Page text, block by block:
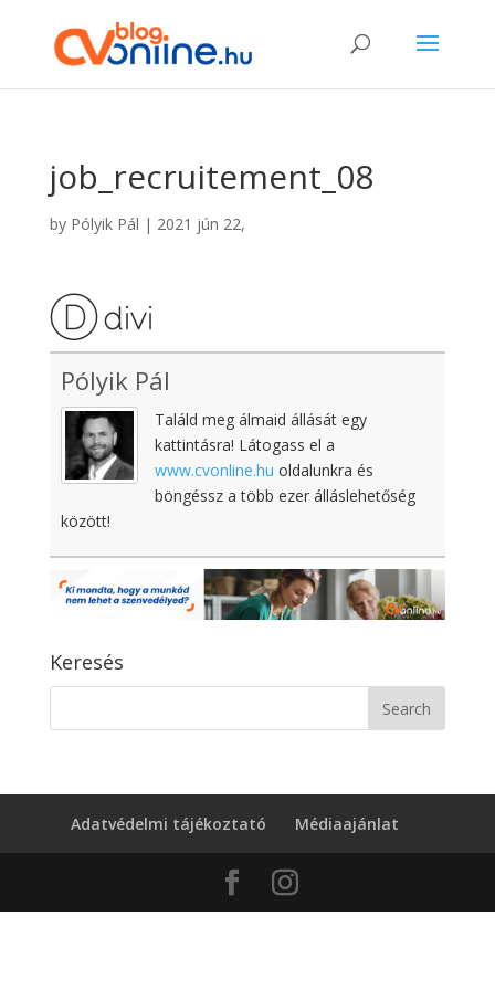
job_recruitement_08
by Pólyik Pál | 2021 jún 22,
Pólyik Pál
Találd meg álmaid állását egy
kattintásra! Látogass el a
www.cvonline.hu oldalunkra és
böngéssz a több ezer álláslehetőség
között!
Keresés
Adatvédelmi tájékoztató Médiaajánlat